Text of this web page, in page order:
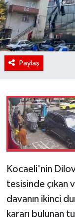
Paylaş
Kocaeli'nin
tesisinde çıkan
davanın ikinci
kararı bulunan